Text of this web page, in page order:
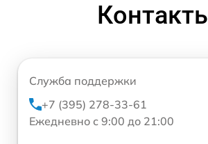
Служба поддержки
+7 (395) 278-33-61
Ежедневно с 9:00 до 21:00